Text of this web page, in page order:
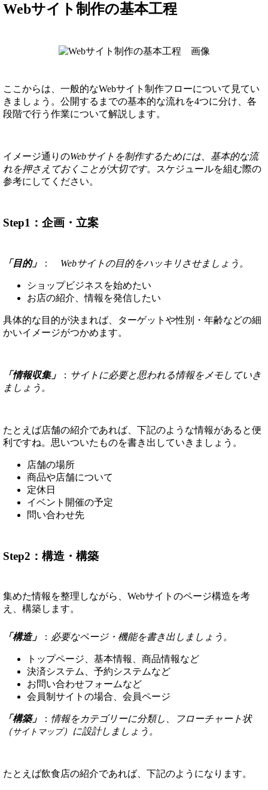
Webサイト制作の基本工程
ここからは、一般的なWebサイト制作フローについて見てい
きましょう。公開するまでの基本的な流れを4つに分け、各
段階で行う作業について解説します。
イメージ通りのWebサイトを制作するためには、基本的な流
れを押さえておくことが大切です。スケジュールを組む際の
参考にしてください。
Step1：企画・立案
「目的」 ： Webサイトの目的をハッキリさせましょう。
ショップビジネスを始めたい
お店の紹介、情報を発信したい
具体的な目的が決まれば、ターゲットや性別・年齢などの細
かいイメージがつかめます。
「情報収集」 ： サイトに必要と思われる情報をメモしていき
ましょう。
たとえば店舗の紹介であれば、下記のような情報があると便
利ですね。思いついたものを書き出していきましょう。
店舗の場所
商品や店舗について
定休日
イベント開催の予定
問い合わせ先
Step2：構造・構築
集めた情報を整理しながら、Webサイトのページ構造を考
え、構築します。
「構造」 ： 必要なページ・機能を書き出しましょう。
トップページ、基本情報、商品情報など
決済システム、予約システムなど
お問い合わせフォームなど
会員制サイトの場合、会員ページ
「構築」 ： 情報をカテゴリーに分類し、フローチャート状
（サイトマップ）に設計しましょう。
たとえば飲食店の紹介であれば、下記のようになります。